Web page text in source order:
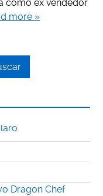
como ex vendedor
more »
Dragon Chef